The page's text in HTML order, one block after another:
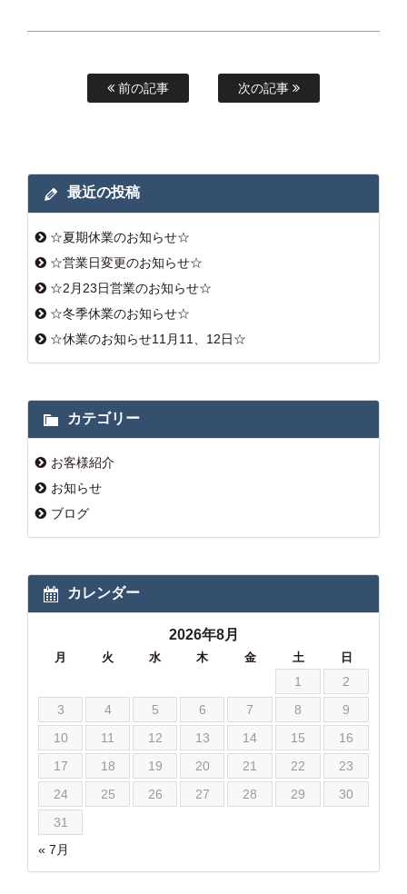
前の記事 次の記事
最近の投稿
☆夏期休業のお知らせ☆
☆営業日変更のお知らせ☆
☆2月23日営業のお知らせ☆
☆冬季休業のお知らせ☆
☆休業のお知らせ11月11、12日☆
カテゴリー
お客様紹介
お知らせ
ブログ
カレンダー
2026年8月
月 火 水 木 金 土 日
« 7月
1
2
3
4 5 6 7 8
9
10
11 12 13 14 15
16
17
18 19 20 21 22
23
24
25 26 27 28 29
30
31